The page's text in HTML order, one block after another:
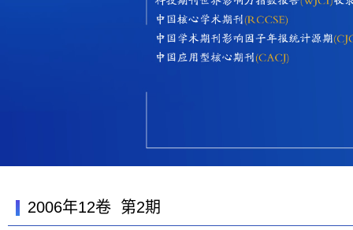
2006年12卷 第2期